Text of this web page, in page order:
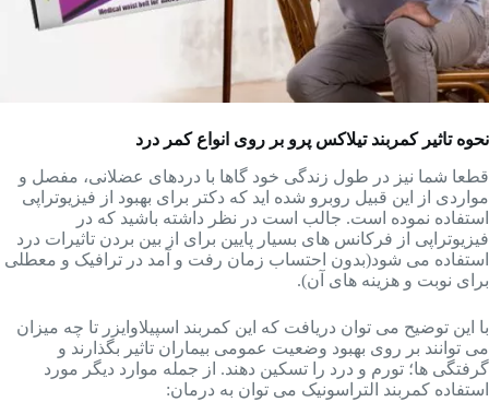
نحوه تاثیر کمربند تیلاکس پرو بر روی انواع کمر درد
قطعا شما نیز در طول زندگی خود گاها با دردهای عضلانی، مفصل و
مواردی از این قبیل روبرو شده اید که دکتر برای بهبود از فیزیوتراپی
استفاده نموده است. جالب است در نظر داشته باشید که در
فیزیوتراپی از فرکانس های بسیار پایین برای از بین بردن تاثیرات درد
استفاده می شود(بدون احتساب زمان رفت و آمد در ترافیک و معطلی
برای نوبت و هزینه های آن).
با این توضیح می توان دریافت که این کمربند اسپیلاوایزر تا چه میزان
می توانند بر روی بهبود وضعیت عمومی بیماران تاثیر بگذارند و
گرفتگی ها؛ تورم و درد را تسکین دهند. از جمله موارد دیگر مورد
استفاده کمربند التراسونیک می توان به درمان: